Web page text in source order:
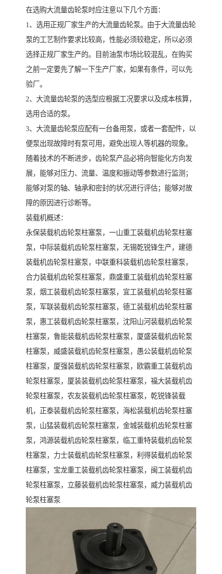
在选购大流量齿轮泵时应注意以下几个方面：
1、选用正规厂家生产的大流量齿轮泵。由于大流量齿轮
泵的工艺制作要求比较高，性能必须较稳定，所以必须
选择正规厂家生产的。目前油泵市场比较混乱，在购买
之前一定要先了解一下生产厂家，如果有条件，可以先
验厂。
2、大流量齿轮泵的选型应根据工况要求以及成本核算，
选用合适的泵。
3、大流量齿轮泵应配有一台备用泵，或者一套配件，以
便泵出现故障时有泵可用，避免出现人等机器的现象。
随着技术的不断进步，齿轮泵产品必将向智能化方向发
展，能够对压力、流量、温度和振动等参数进行监测；
能够对泵的轴、轴承和密封的状况进行评估；能够对故
障的原因进行诊断等。
装载机概述：
永保装载机齿轮泵柱塞泵，一山重工装载机齿轮泵柱塞
泵，中际装载机齿轮泵柱塞泵，无锡乾锐锋生产，建德
装载机齿轮泵柱塞泵，中联重科装载机齿轮泵柱塞泵，
合力装载机齿轮泵柱塞泵，鼎盛重工装载机齿轮泵柱塞
泵，烟工装载机齿轮泵柱塞泵，宜工装载机齿轮泵柱塞
泵，军联装载机齿轮泵柱塞泵，德工装载机齿轮泵柱塞
泵，惠工装载机齿轮泵柱塞泵，沈阳山河装载机齿轮泵
柱塞泵，鲁能装载机齿轮泵柱塞泵，厦盛装载机齿轮泵
柱塞泵，威盛装载机齿轮泵柱塞泵，愚公装载机齿轮泵
柱塞泵，厦强装载机齿轮泵柱塞泵，欧霸重工装载机齿
轮泵柱塞泵，厦装装载机齿轮泵柱塞泵，福大装载机齿
轮泵柱塞泵，农友装载机齿轮泵柱塞泵，乾锐锋装载
机，正泰装载机齿轮泵柱塞泵，海松装载机齿轮泵柱塞
泵，山猛装载机齿轮泵柱塞泵，金城装载机齿轮泵柱塞
泵，鸿源装载机齿轮泵柱塞泵，临工重特装载机齿轮泵
柱塞泵，力士装载机齿轮泵柱塞泵，利得装载机齿轮泵
柱塞泵，宝龙重工装载机齿轮泵柱塞泵，闽工装载机齿
轮泵柱塞泵，立藤装载机齿轮泵柱塞泵，威力装载机齿
轮泵柱塞泵